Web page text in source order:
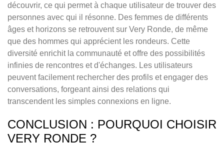
découvrir, ce qui permet à chaque utilisateur de trouver des
personnes avec qui il résonne. Des femmes de différents
âges et horizons se retrouvent sur Very Ronde, de même
que des hommes qui apprécient les rondeurs. Cette
diversité enrichit la communauté et offre des possibilités
infinies de rencontres et d'échanges. Les utilisateurs
peuvent facilement rechercher des profils et engager des
conversations, forgeant ainsi des relations qui
transcendent les simples connexions en ligne.
CONCLUSION : POURQUOI CHOISIR
VERY RONDE ?